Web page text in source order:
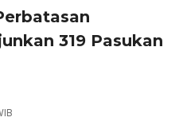
319 Pasukan